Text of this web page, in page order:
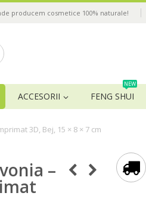
producem cosmetice 100% naturale!
ACCESORII FENG SHUI
NEW
3D, Bej, 15 × 8 × 7 cm
–